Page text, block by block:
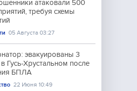
атаковали 500
требуя схемы
05 Августа 03:27
эвакуированы 3
Гусь-Хрустальном после
БПЛА
22 Июня 10:49